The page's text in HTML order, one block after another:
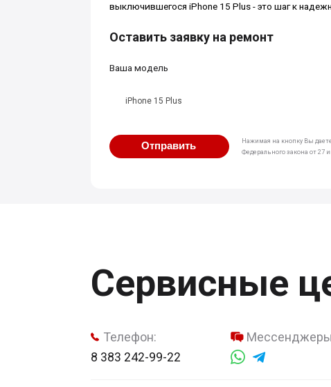
выключившегося iPhone 15 Plus - это шаг к
Оставить заявку на ремонт
Ваша модель
iPhone 15 Plus
Отправить
Нажимая на кнопку Вы даете
Федерального закона от 27
Сервисные
Телефон:
8 383 242-99-22